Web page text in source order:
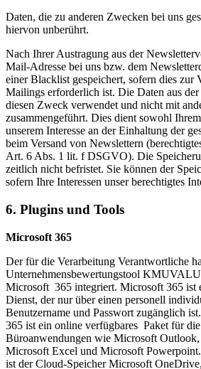
Daten, die zu anderen Zwecken bei uns
hiervon unberührt.
Nach Ihrer Austragung aus der
Mail-Adresse bei uns bzw. dem
einer Blacklist gespeichert, sofern dies zur
Mailings erforderlich ist. Die Daten aus
diesen Zweck verwendet und nicht mit
zusammengeführt. Dies dient sowohl
unserem Interesse an der Einhaltung der
beim Versand von Newslettern
Art. 6 Abs. 1 lit. f DSGVO). Die
zeitlich nicht befristet. Sie können der
sofern Ihre Interessen unser berechtigtes
6. Plugins und Tools
Microsoft 365
Der für die Verarbeitung Verantwortliche
Unternehmensbewertungstool
Microsoft 365 integriert. Microsoft 365 ist
Dienst, der nur über einen personell
Benutzername und Passwort zugänglich
365 ist ein online verfügbares Paket für
Büroanwendungen wie Microsoft
Microsoft Excel und Microsoft
ist der Cloud-Speicher Microsoft